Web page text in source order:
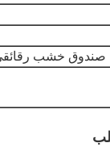
صندوق خشب رقائقي